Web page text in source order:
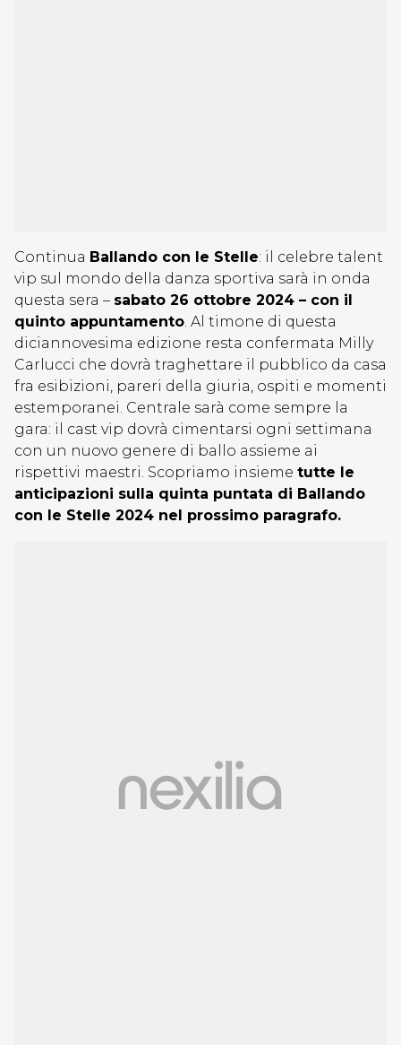
Continua Ballando con le Stelle: il celebre talent
vip sul mondo della danza sportiva sarà in onda
questa sera – sabato 26 ottobre 2024 – con il
quinto appuntamento. Al timone di questa
diciannovesima edizione resta confermata Milly
Carlucci che dovrà traghettare il pubblico da casa
fra esibizioni, pareri della giuria, ospiti e momenti
estemporanei. Centrale sarà come sempre la
gara: il cast vip dovrà cimentarsi ogni settimana
con un nuovo genere di ballo assieme ai
rispettivi maestri. Scopriamo insieme tutte le
anticipazioni sulla quinta puntata di Ballando
con le Stelle 2024 nel prossimo paragrafo.